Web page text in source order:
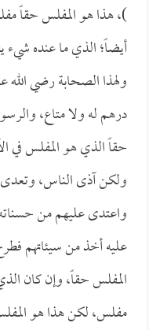
)، هذا هو المفلس حقاً
أيضاً؛ الذي ما عنده
ولهذا الصحابة رضي
درهم له ولا متاع،
حقاً الذي هو المفلس في
ولكن آذى الناس،
واعتدى عليهم من
عليه أخذ من سيئاتهم
المفلس حقاً، وإن كان
مفلس، لكن هذا هو